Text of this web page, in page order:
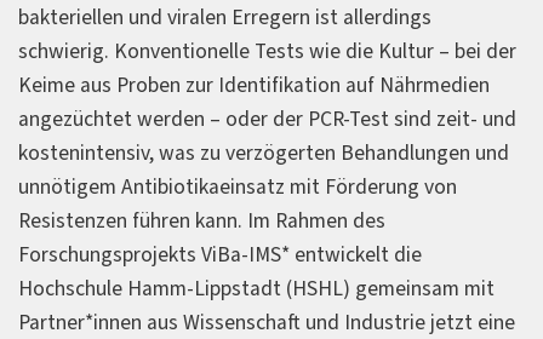
bakteriellen und viralen Erregern ist allerdings
schwierig. Konventionelle Tests wie die Kultur – bei der
Keime aus Proben zur Identifikation auf Nährmedien
angezüchtet werden – oder der PCR-Test sind zeit- und
kostenintensiv, was zu verzögerten Behandlungen und
unnötigem Antibiotikaeinsatz mit Förderung von
Resistenzen führen kann. Im Rahmen des
Forschungsprojekts ViBa-IMS* entwickelt die
Hochschule Hamm-Lippstadt (HSHL) gemeinsam mit
Partner*innen aus Wissenschaft und Industrie jetzt eine